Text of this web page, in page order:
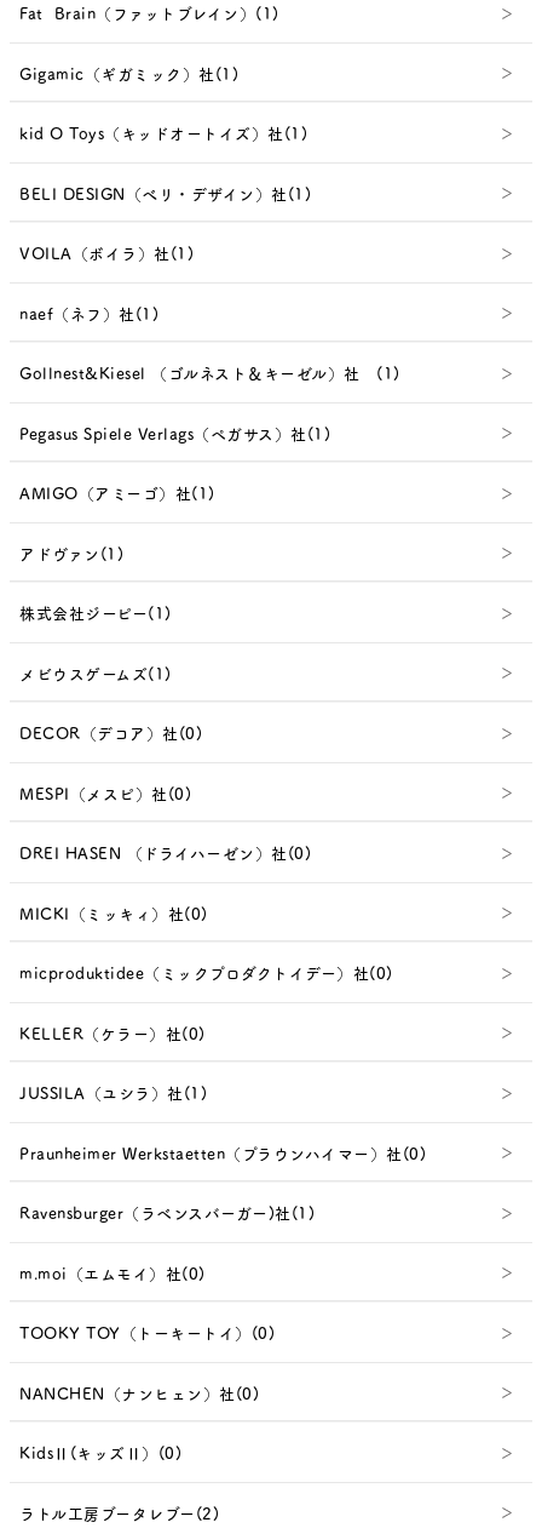
Fat Brain（ファットブレイン）(1)
Gigamic（ギガミック）社(1)
kid O Toys（キッドオートイズ）社(1)
BELI DESIGN（べリ・デザイン）社(1)
VOILA（ボイラ）社(1)
naef（ネフ）社(1)
Gollnest&Kiesel （ゴルネスト＆キーゼル）社 (1)
Pegasus Spiele Verlags（ペガサス）社(1)
AMIGO（アミーゴ）社(1)
アドヴァン(1)
株式会社ジーピー(1)
メビウスゲームズ(1)
DECOR（デコア）社(0)
MESPI（メスピ）社(0)
DREI HASEN （ドライハーゼン）社(0)
MICKI（ミッキィ）社(0)
micproduktidee（ミックプロダクトイデー）社(0)
KELLER（ケラー）社(0)
JUSSILA（ユシラ）社(1)
Praunheimer Werkstaetten（プラウンハイマー）社(0)
Ravensburger（ラベンスバーガー)社(1)
m.moi（エムモイ）社(0)
TOOKY TOY（トーキートイ）(0)
NANCHEN（ナンヒェン）社(0)
KidsⅡ(キッズⅡ）(0)
ラトル工房ブータレブー(2)